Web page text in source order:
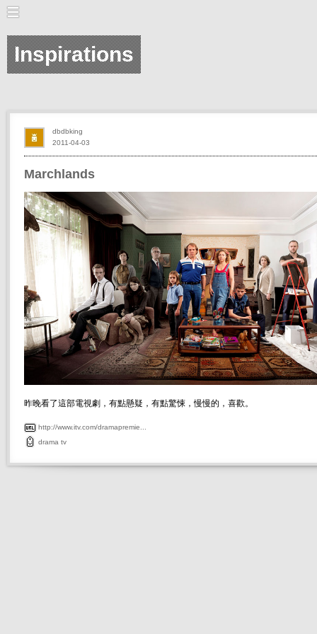
Inspirations
Marchlands
昨晚看了這部電視劇，有點懸疑，有點驚悚，慢慢的，喜歡。
http://www.itv.com/dramapremie...
drama tv
2011-04-03
dbdbking